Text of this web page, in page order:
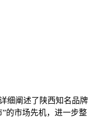
细阐述了陕西知名品牌
的市场先机，进一步整